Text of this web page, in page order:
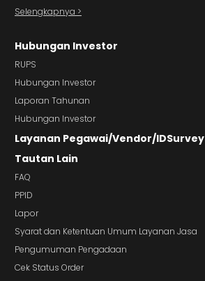
Selengkapnya >
Hubungan Investor
RUPS
Hubungan Investor
Laporan Tahunan
Hubungan Investor
Layanan Pegawai/Vendor/IDSurvey
Tautan Lain
FAQ
PPID
Lapor
Syarat dan Ketentuan Umum Layanan Jasa
Pengumuman Pengadaan
Cek Status Order